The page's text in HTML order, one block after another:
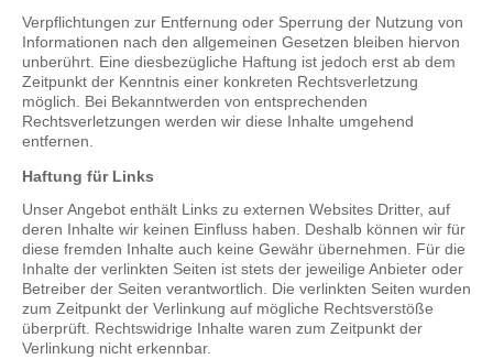
Verpflichtungen zur Entfernung oder Sperrung der Nutzung von
Informationen nach den allgemeinen Gesetzen bleiben hiervon
unberührt. Eine diesbezügliche Haftung ist jedoch erst ab dem
Zeitpunkt der Kenntnis einer konkreten Rechtsverletzung
möglich. Bei Bekanntwerden von entsprechenden
Rechtsverletzungen werden wir diese Inhalte umgehend
entfernen.
Haftung für Links
Unser Angebot enthält Links zu externen Websites Dritter, auf
deren Inhalte wir keinen Einfluss haben. Deshalb können wir für
diese fremden Inhalte auch keine Gewähr übernehmen. Für die
Inhalte der verlinkten Seiten ist stets der jeweilige Anbieter oder
Betreiber der Seiten verantwortlich. Die verlinkten Seiten wurden
zum Zeitpunkt der Verlinkung auf mögliche Rechtsverstöße
überprüft. Rechtswidrige Inhalte waren zum Zeitpunkt der
Verlinkung nicht erkennbar.